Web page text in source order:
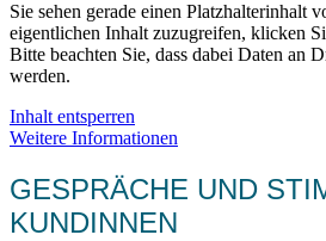
Sie sehen gerade einen Platzhalterinhalt
eigentlichen Inhalt zuzugreifen, klicken
Bitte beachten Sie, dass dabei Daten an
werden.
Inhalt entsperren
Weitere Informationen
GESPRÄCHE UND
KUNDINNEN